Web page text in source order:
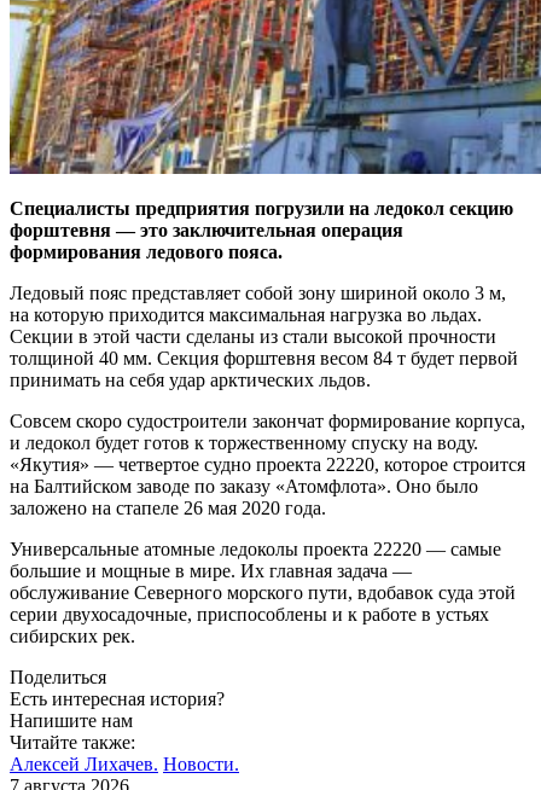
Специалисты предприятия погрузили на ледокол секцию
форштевня — ​это заключительная операция
формирования ледового пояса.
Ледовый пояс представляет собой зону шириной около 3 м,
на которую приходится максимальная нагрузка во льдах.
Секции в этой части сделаны из стали высокой прочности
толщиной 40 мм. Секция форштевня весом 84 т будет первой
принимать на себя удар арктических льдов.
Совсем скоро судостроители закончат формирование корпуса,
и ледокол будет готов к торжественному спуску на воду.
«Якутия» — четвертое судно проекта 22220, которое строится
на Балтийском заводе по заказу «Атомфлота». Оно было
заложено на стапеле 26 мая 2020 года.
Универсальные атомные ледоколы проекта 22220 — ​самые
большие и мощные в мире. Их главная задача —
обслуживание Северного морского пути, вдобавок суда этой
серии двухосадочные, приспособлены и к работе в устьях
сибирских рек.
Поделиться
Есть интересная история?
Напишите нам
Читайте также:
Алексей Лихачев. Новости.